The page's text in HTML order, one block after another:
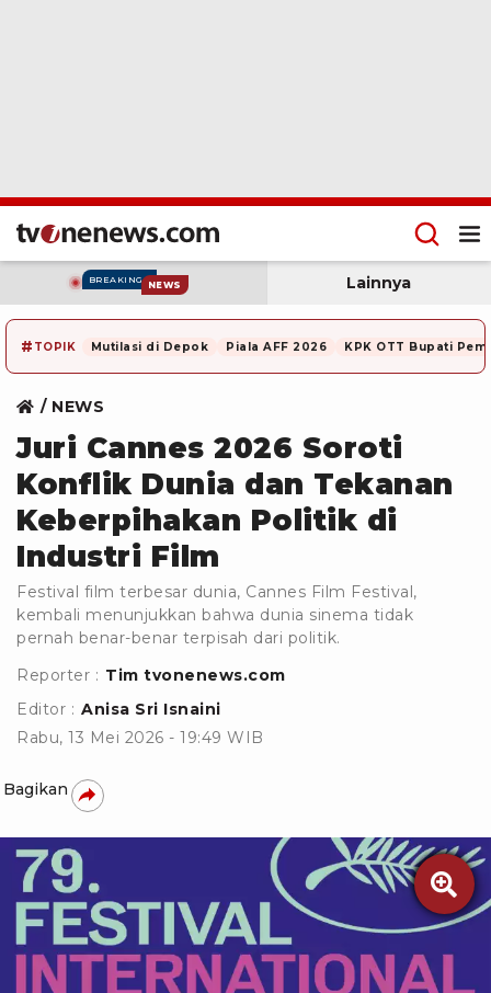
BREAKING NEWS Lainnya
# TOPIK Mutilasi di Depok Piala AFF 2026 KPK OTT Bupati
NEWS
Juri Cannes 2026 Soroti
Konflik Dunia dan Tekanan
Keberpihakan Politik di
Industri Film
Festival film terbesar dunia, Cannes Film Festival,
kembali menunjukkan bahwa dunia sinema tidak
pernah benar-benar terpisah dari politik.
Reporter : Tim tvonenews.com
Editor : Anisa Sri Isnaini
Rabu, 13 Mei 2026 - 19:49 WIB
Bagikan
